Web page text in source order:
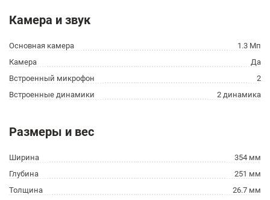
Камера и звук
Основная камера
1.3 Мп
Камера
Да
Встроенный микрофон
2
Встроенные динамики
2 динамика
Размеры и вес
Ширина
354 мм
Глубина
251 мм
Толщина
26.7 мм